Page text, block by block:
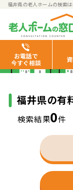
福井県の老人ホームの検索
お電話で
今すぐ相談
福井県
福井県の有
検索結果0件